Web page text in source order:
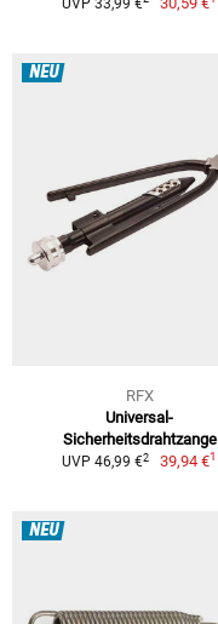
NEU
RFX
Universal-
Sicherheitsdrahtzange
UVP 46,99 €2 39,94 €1
NEU